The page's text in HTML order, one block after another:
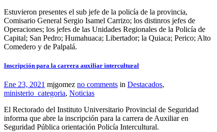
Estuvieron presentes el sub jefe de la policía de la provincia,
Comisario General Sergio Isamel Carrizo; los distinros jefes de
Operaciones; los jefes de las Unidades Regionales de la Policía de
Capital; San Pedro; Humahuaca; Libertador; la Quiaca; Perico; Alto
Comedero y de Palpalá.
Inscripción para la carrera auxiliar intercultural
Ene 23, 2021 mjgomez no comments in Destacados,
ministerio_categoria, Noticias
El Rectorado del Instituto Universitario Provincial de Seguridad
informa que abre la inscripción para la carrera de Auxiliar en
Seguridad Pública orientación Policía Intercultural.